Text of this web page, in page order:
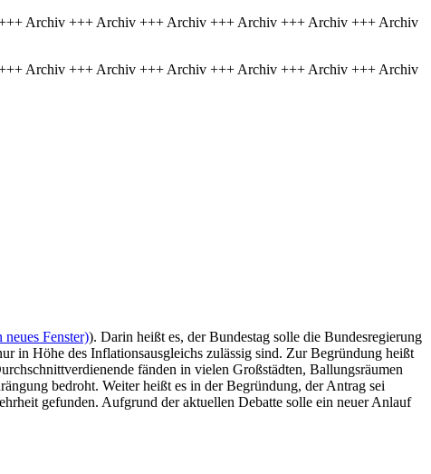
Archiv +++ Archiv +++ Archiv +++ Archiv +++ Archiv +++ Archiv
Archiv +++ Archiv +++ Archiv +++ Archiv +++ Archiv +++ Archiv
Fenster)). Darin heißt es, der Bundestag solle die Bundesregierung
in Höhe des Inflationsausgleichs zulässig sind. Zur Begründung heißt
fänden in vielen Großstädten, Ballungsräumen
bedroht. Weiter heißt es in der Begründung, der Antrag sei
gefunden. Aufgrund der aktuellen Debatte solle ein neuer Anlauf